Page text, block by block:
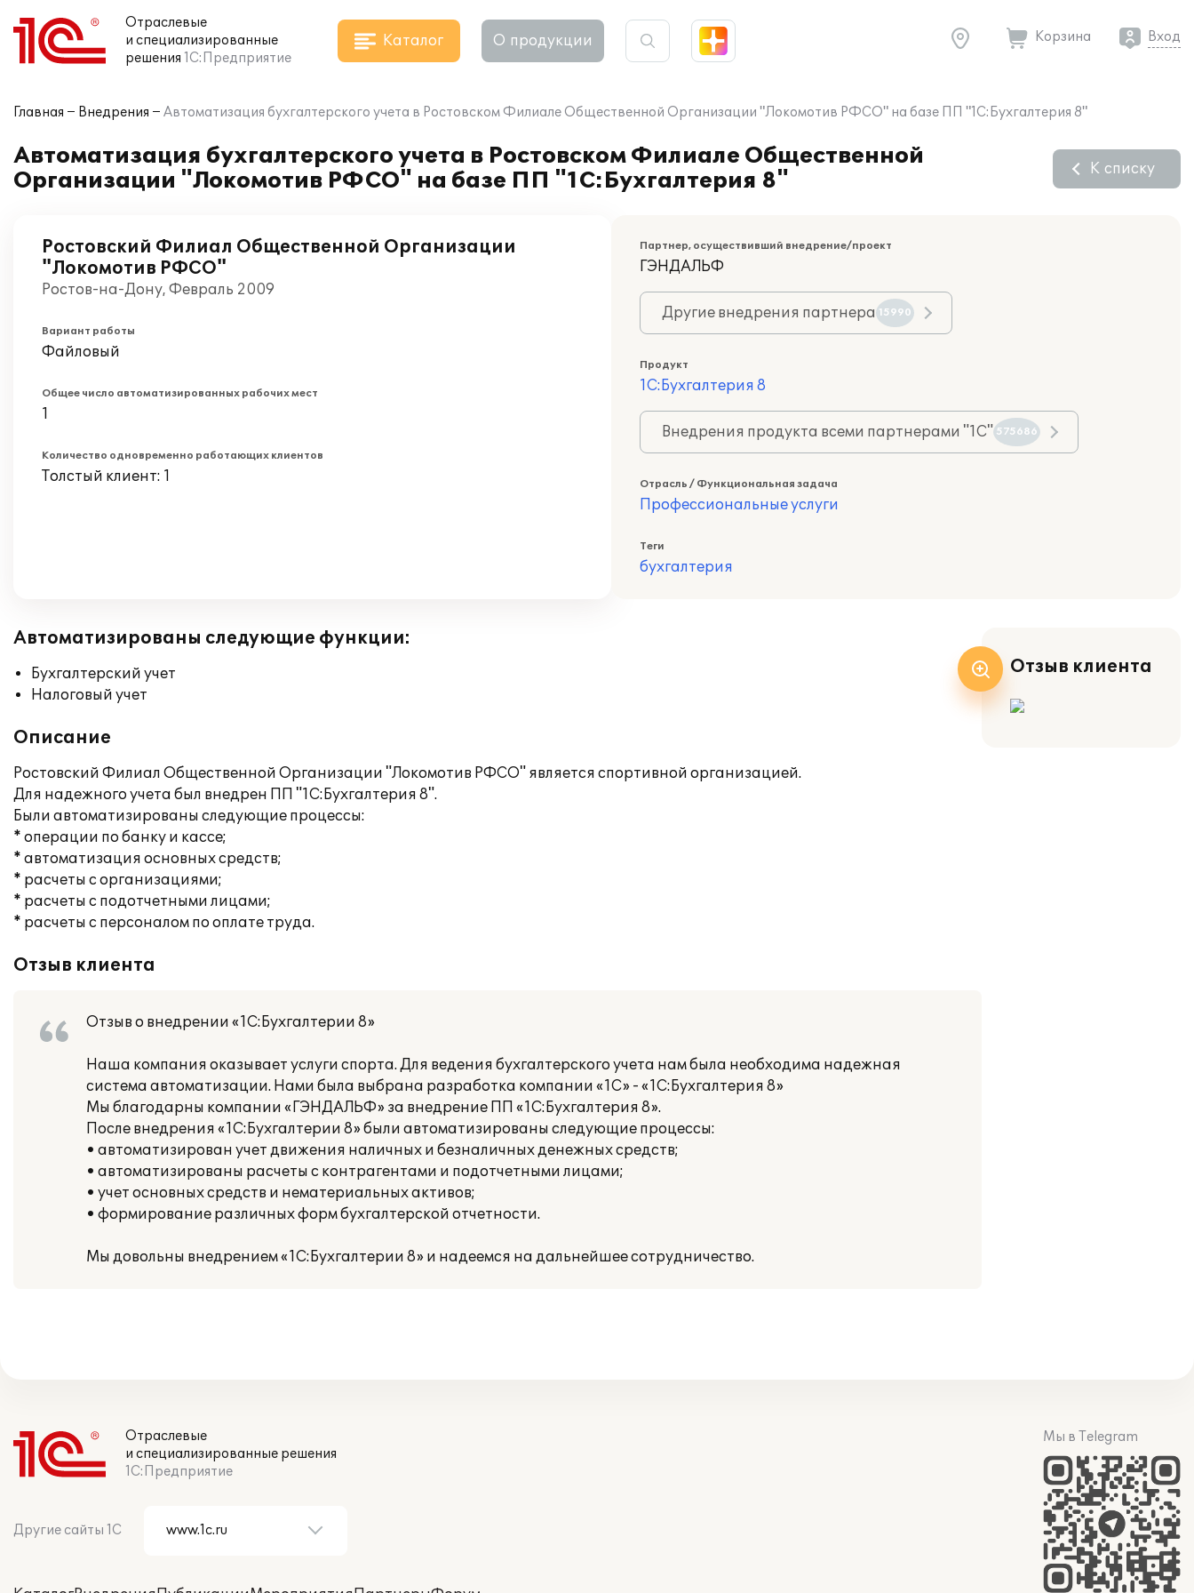
Отраслевые
и специализированные
решения 1С:Предприятие
Каталог О продукции Корзина Вход
Главная Внедрения Автоматизация бухгалтерского учета в Ростовском Филиале Общественной Организации "Локомотив РФСО" на базе ПП "1С:Бухгалтерия 8"
Автоматизация бухгалтерского учета в Ростовском Филиале Общественной
Организации "Локомотив РФСО" на базе ПП "1С:Бухгалтерия 8"
К списку
Ростовский Филиал Общественной Организации
"Локомотив РФСО"
Ростов-на-Дону, Февраль 2009
Вариант работы
Файловый
Общее число автоматизированных рабочих мест
1
Количество одновременно работающих клиентов
Толстый клиент: 1
Партнер, осуществивший внедрение/проект
ГЭНДАЛЬФ
Другие внедрения партнера 15990
Продукт
1С:Бухгалтерия 8
Внедрения продукта всеми партнерами "1С" 575686
Отрасль / Функциональная задача
Профессиональные услуги
Теги
бухгалтерия
Автоматизированы следующие функции:
Бухгалтерский учет
Налоговый учет
Описание
Ростовский Филиал Общественной Организации "Локомотив РФСО" является спортивной организацией.
Для надежного учета был внедрен ПП "1С:Бухгалтерия 8".
Были автоматизированы следующие процессы:
* операции по банку и кассе;
* автоматизация основных средств;
* расчеты с организациями;
* расчеты с подотчетными лицами;
* расчеты с персоналом по оплате труда.
Отзыв клиента
Отзыв о внедрении «1С:Бухгалтерии 8»
Наша компания оказывает услуги спорта. Для ведения бухгалтерского учета нам была необходима надежная
система автоматизации. Нами была выбрана разработка компании «1С» - «1С:Бухгалтерия 8»
Мы благодарны компании «ГЭНДАЛЬФ» за внедрение ПП «1С:Бухгалтерия 8».
После внедрения «1С:Бухгалтерии 8» были автоматизированы следующие процессы:
• автоматизирован учет движения наличных и безналичных денежных средств;
• автоматизированы расчеты с контрагентами и подотчетными лицами;
• учет основных средств и нематериальных активов;
• формирование различных форм бухгалтерской отчетности.
Мы довольны внедрением «1С:Бухгалтерии 8» и надеемся на дальнейшее сотрудничество.
Отзыв клиента
Отраслевые
и специализированные решения
1С:Предприятие
Другие сайты 1С
Мы в Telegram